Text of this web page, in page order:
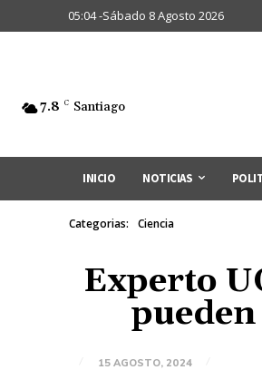
05:04 -Sábado 8 Agosto 2026
7.8 C Santiago
INICIO NOTICIAS
Categorias: Ciencia
Experto
15 AGOSTO, 2024